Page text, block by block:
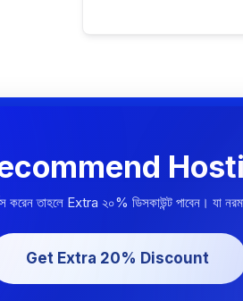
করেন তাহলে Extra ২০% ডিসকাউন্ট পাবেন। যা
Get Extra 20% Discount